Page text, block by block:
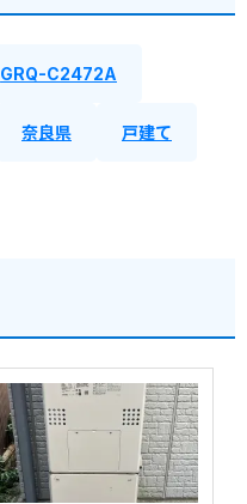
GRQ-C2472A
奈良県 戸建て